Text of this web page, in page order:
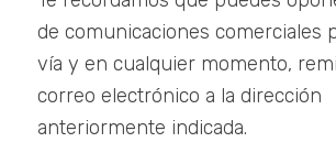
de comunicaciones comerciales
vía y en cualquier momento,
correo electrónico a la dirección
anteriormente indicada.